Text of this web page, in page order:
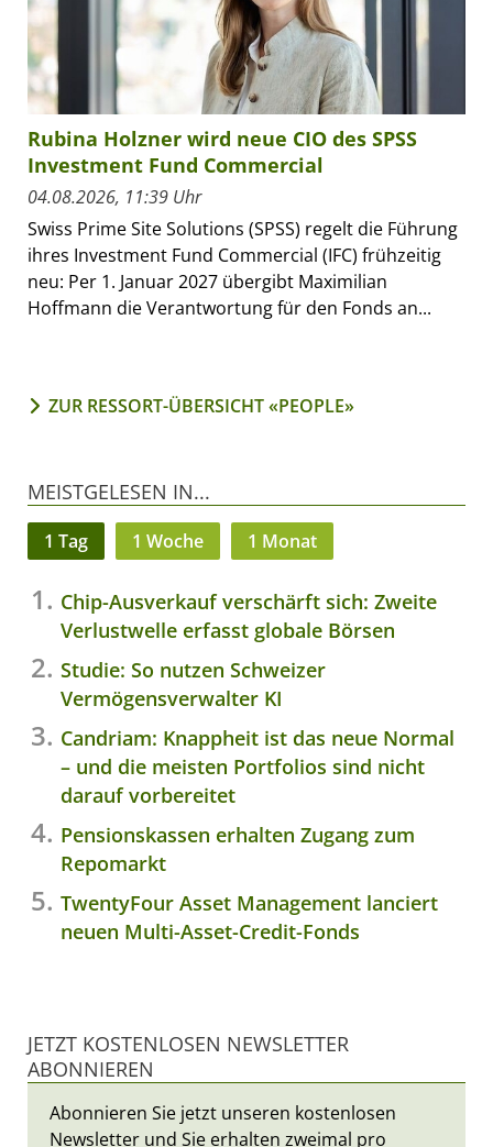
Rubina Holzner wird neue CIO des SPSS
Investment Fund Commercial
04.08.2026, 11:39 Uhr
Swiss Prime Site Solutions (SPSS) regelt die Führung
ihres Investment Fund Commercial (IFC) frühzeitig
neu: Per 1. Januar 2027 übergibt Maximilian
Hoffmann die Verantwortung für den Fonds an...
ZUR RESSORT-ÜBERSICHT «PEOPLE»
MEISTGELESEN IN...
1 Tag 1 Woche 1 Monat
Chip-Ausverkauf verschärft sich: Zweite
Verlustwelle erfasst globale Börsen
Studie: So nutzen Schweizer
Vermögensverwalter KI
Candriam: Knappheit ist das neue Normal
– und die meisten Portfolios sind nicht
darauf vorbereitet
Pensionskassen erhalten Zugang zum
Repomarkt
TwentyFour Asset Management lanciert
neuen Multi-Asset-Credit-Fonds
JETZT KOSTENLOSEN NEWSLETTER
ABONNIEREN
Abonnieren Sie jetzt unseren kostenlosen
Newsletter und Sie erhalten zweimal pro